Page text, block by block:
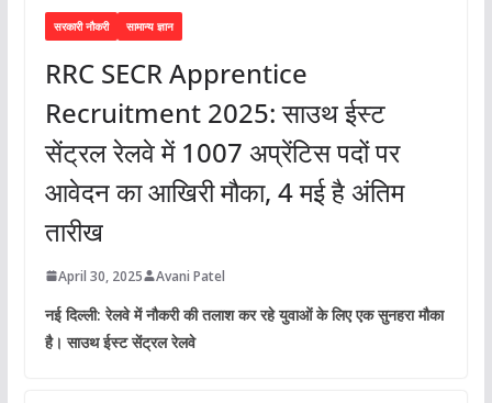
सरकारी नौकरी सामान्य ज्ञान
RRC SECR Apprentice
Recruitment 2025: साउथ ईस्ट
सेंट्रल रेलवे में 1007 अप्रेंटिस पदों पर
आवेदन का आखिरी मौका, 4 मई है अंतिम
तारीख
April 30, 2025 Avani Patel
नई दिल्ली: रेलवे में नौकरी की तलाश कर रहे युवाओं के लिए एक सुनहरा मौका
है। साउथ ईस्ट सेंट्रल रेलवे